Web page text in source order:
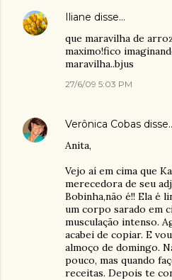
Iliane disse…
que maravilha de
maximo!fico
maravilha..bjus
27/6/09 5:03 PM
Verônica Cobas
Anita,
Vejo aí em cima que
merecedora de seu
Bobinha,não é!! Ela é
um corpo sarado em
musculação intenso.
acabei de copiar. E
almoço de domingo.
pouco, mas quando
receitas. Depois te